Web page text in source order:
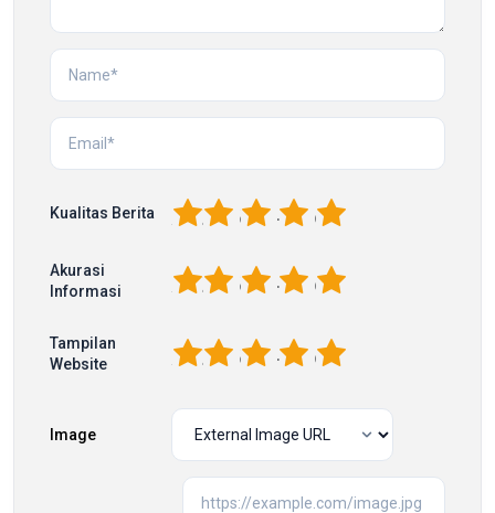
Kualitas Berita 5
4
3
2
Akurasi
Informasi
5
4
3
2
Tampilan
Website
5
4
3
2
Image